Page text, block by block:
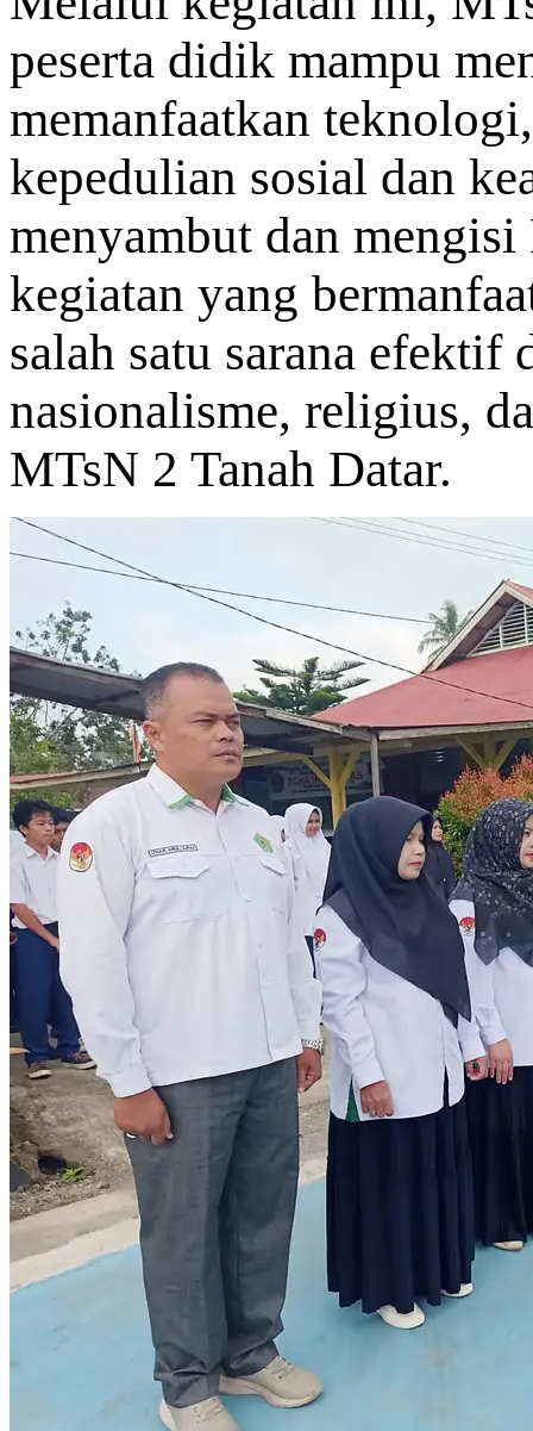
peserta didik mampu
memanfaatkan
kepedulian sosial dan
menyambut dan
kegiatan yang
salah satu sarana
nasionalisme, religius,
MTsN 2 Tanah Datar.